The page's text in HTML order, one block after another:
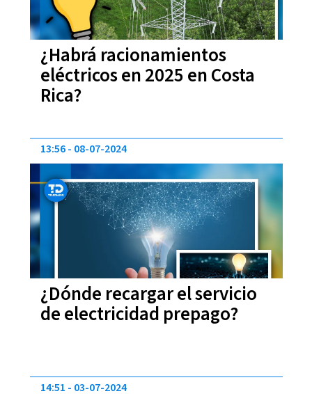
¿Habrá racionamientos
eléctricos en 2025 en Costa
Rica?
¿Dónde recargar el servicio
de electricidad prepago?
13:56 08-07-2024
14:51 03-07-2024